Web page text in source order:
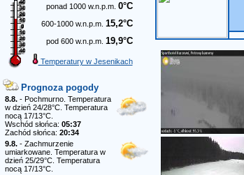
ponad 1000 w.n.p.m. 0°C
600-1000 w.n.p.m. 15,2°C
pod 600 w.n.p.m. 19,9°C
Temperatury w Jesenikach
Prognoza pogody
8.8.- Pochmurno. Temperatura
w dzień 24/28°C. Temperatura
nocą 17/13°C.
Wschód słońca: 05:37
Zachód słońca: 20:34
9.8.- Zachmurzenie
umiarkowane. Temperatura w
dzień 25/29°C. Temperatura
nocą 17/13°C.